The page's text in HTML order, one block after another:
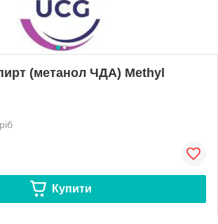
(метанол ЧДА) Methyl
Купити